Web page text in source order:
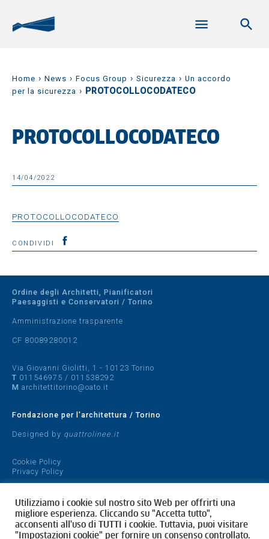
Home › News › Focus Group › Sicurezza › Un accordo
per la sicurezza › PROTOCOLLOCODATECO
PROTOCOLLOCODATECO
14/04/2022
PROTOCOLLOCODATECO
CONDIVIDI
Ordine degli Architetti, Pianificatori
Paesaggisti e Conservatori / Torino
Amministrazione trasparente
CF 80089280012
Via Giovanni Giolitti, 1 - 10123 Torino
T 011546975 / 011538292
M architettitorino@oato.it
Fondazione per l'architettura / Torino
Designed by quattrolinee.it
Cookie Policy
Privacy Policy
Utilizziamo i cookie sul nostro sito Web per offrirti una
migliore esperienza. Cliccando su "Accetta tutto",
acconsenti all'uso di TUTTI i cookie. Tuttavia, puoi visitare
"Impostazioni cookie" per fornire un consenso controllato.